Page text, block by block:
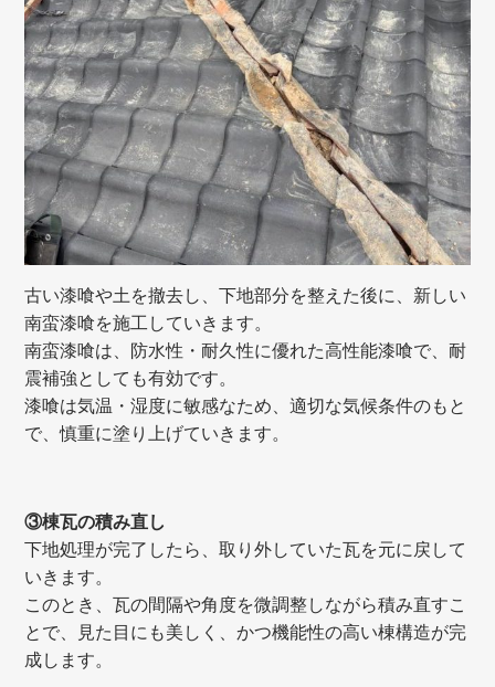
古い漆喰や土を撤去し、下地部分を整えた後に、新しい
南蛮漆喰を施工していきます。
南蛮漆喰は、防水性・耐久性に優れた高性能漆喰で、耐
震補強としても有効です。
漆喰は気温・湿度に敏感なため、適切な気候条件のもと
で、慎重に塗り上げていきます。
③棟瓦の積み直し
下地処理が完了したら、取り外していた瓦を元に戻して
いきます。
このとき、瓦の間隔や角度を微調整しながら積み直すこ
とで、見た目にも美しく、かつ機能性の高い棟構造が完
成します。